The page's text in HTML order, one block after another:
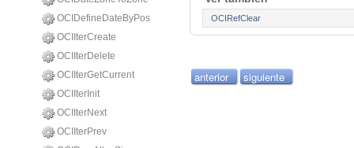
OCIDefineDateByPos
OCIIterCreate
OCIIterDelete
OCIIterGetCurrent
OCIIterInit
OCIIterNext
OCIIterPrev
OCIRefClear
anterior siguiente